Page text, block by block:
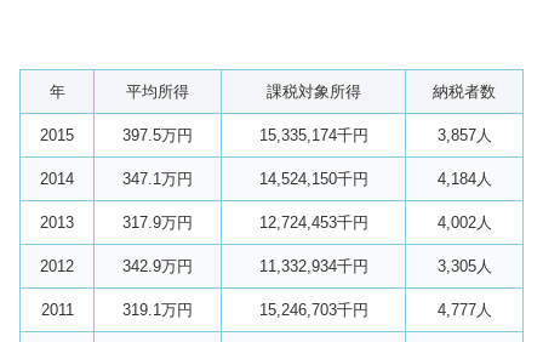
年 平均所得 課税対象所得 納税者数
2015 397.5万円 15,335,174千円 3,857人
2014 347.1万円 14,524,150千円 4,184人
2013 317.9万円 12,724,453千円 4,002人
2012 342.9万円 11,332,934千円 3,305人
2011 319.1万円 15,246,703千円 4,777人